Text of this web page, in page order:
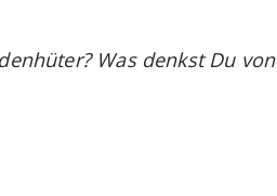
Was denkst Du von